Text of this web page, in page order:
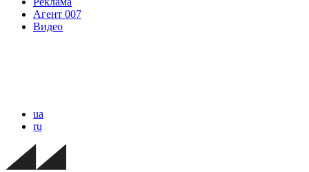
Агент 007
Видео
ua
ru